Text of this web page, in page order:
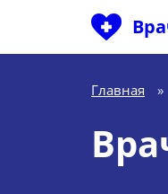
Главная »